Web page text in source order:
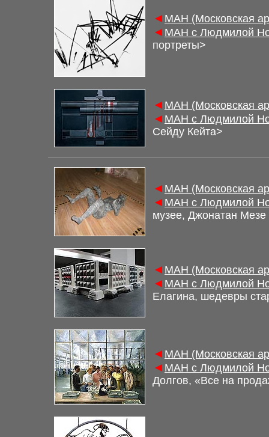
◄ МАН (Московская
◄ МАН с Людмилой
портреты>
◄ МАН (Московская
◄ МАН с Людмилой
Сейду Кейта>
◄ МАН (Московская
◄ МАН с Людмилой
музее, Джонатан
◄ МАН (Московская
◄ МАН с Людмилой
Елагина, шедевры
◄ МАН (Московская
◄ МАН с Людмилой
Долгов, «Все на